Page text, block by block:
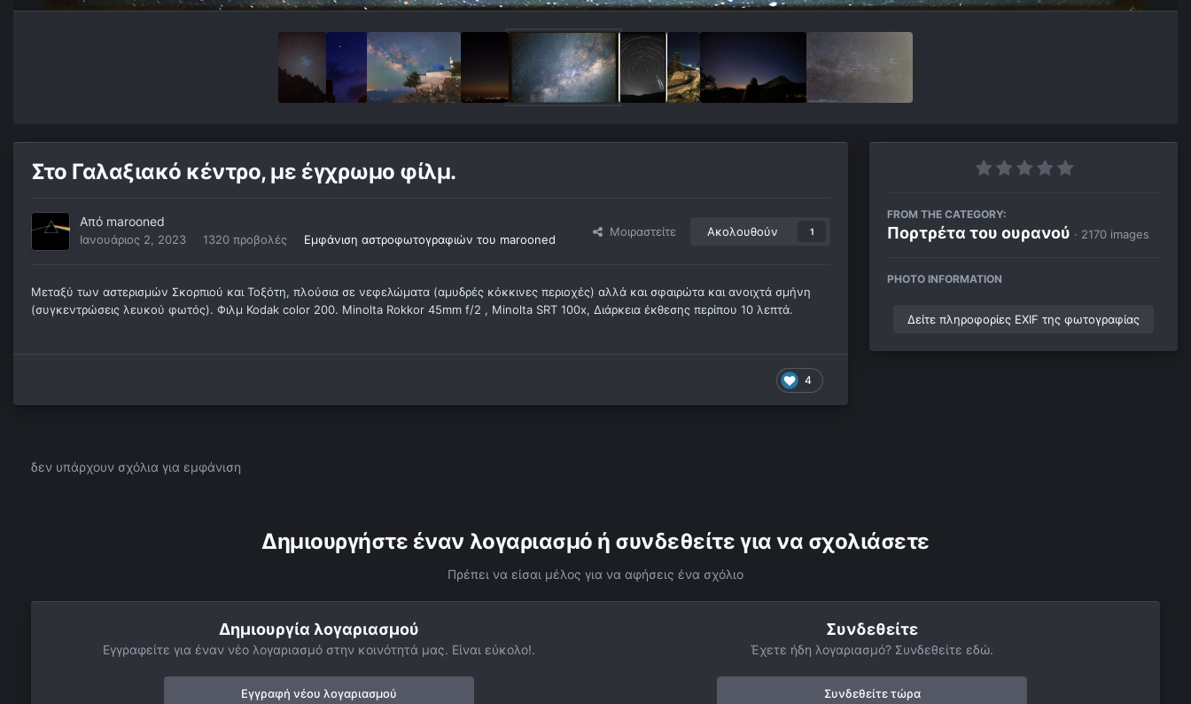
Στο Γαλαξιακό κέντρο, με έγχρωμο φίλμ.
Από marooned
Ιανουάριος 2, 2023 1320 προβολές Εμφάνιση αστροφωτογραφιών του marooned
Μοιραστείτε Ακολουθούν 1
Μεταξύ των αστερισμών Σκορπιού και Τοξότη, πλούσια σε νεφελώματα (αμυδρές κόκκινες περιοχές) αλλά και σφαιρώτα και ανοιχτά σμήνη
(συγκεντρώσεις λευκού φωτός). Φιλμ Kodak color 200. Minolta Rokkor 45mm f/2 , Minolta SRT 100x, Διάρκεια έκθεσης περίπου 10 λεπτά.
4
FROM THE CATEGORY:
Πορτρέτα του ουρανού · 2170 images
PHOTO INFORMATION
Δείτε πληροφορίες EXIF της φωτογραφίας
δεν υπάρχουν σχόλια για εμφάνιση
Δημιουργήστε έναν λογαριασμό ή συνδεθείτε για να σχολιάσετε
Πρέπει να είσαι μέλος για να αφήσεις ένα σχόλιο
Δημιουργία λογαριασμού
Εγγραφείτε για έναν νέο λογαριασμό στην κοινότητά μας. Είναι εύκολο!.
Εγγραφή νέου λογαριασμού
Συνδεθείτε
Έχετε ήδη λογαριασμό? Συνδεθείτε εδώ.
Συνδεθείτε τώρα